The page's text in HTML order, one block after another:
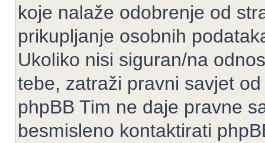
koje nalaže odobrenje od
prikupljanje osobnih
Ukoliko nisi siguran/na
tebe, zatraži pravni savjet
phpBB Tim ne daje pravne
besmisleno kontaktirati